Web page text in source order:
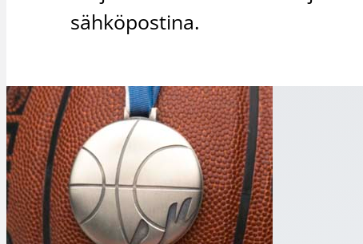
sähköpostina.